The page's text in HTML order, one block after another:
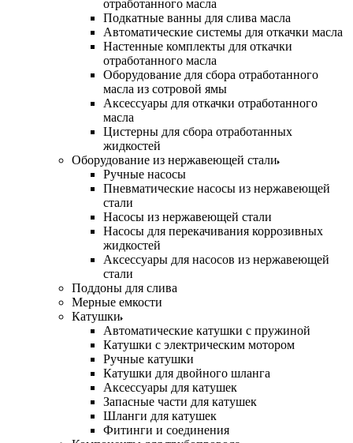
отработанного масла
Подкатные ванны для слива масла
Автоматические системы для откачки масла
Настенные комплекты для откачки
отработанного масла
Оборудование для сбора отработанного
масла из сотровой ямы
Аксессуары для откачки отработанного
масла
Цистерны для сбора отработанных
жидкостей
Оборудование из нержавеющей стали
Ручные насосы
Пневматические насосы из нержавеющей
стали
Насосы из нержавеющей стали
Насосы для перекачивания коррозивных
жидкостей
Аксессуары для насосов из нержавеющей
стали
Поддоны для слива
Мерные емкости
Катушки
Автоматические катушки с пружиной
Катушки с электрическим мотором
Ручные катушки
Катушки для двойного шланга
Аксессуары для катушек
Запасные части для катушек
Шланги для катушек
Фитинги и соединения